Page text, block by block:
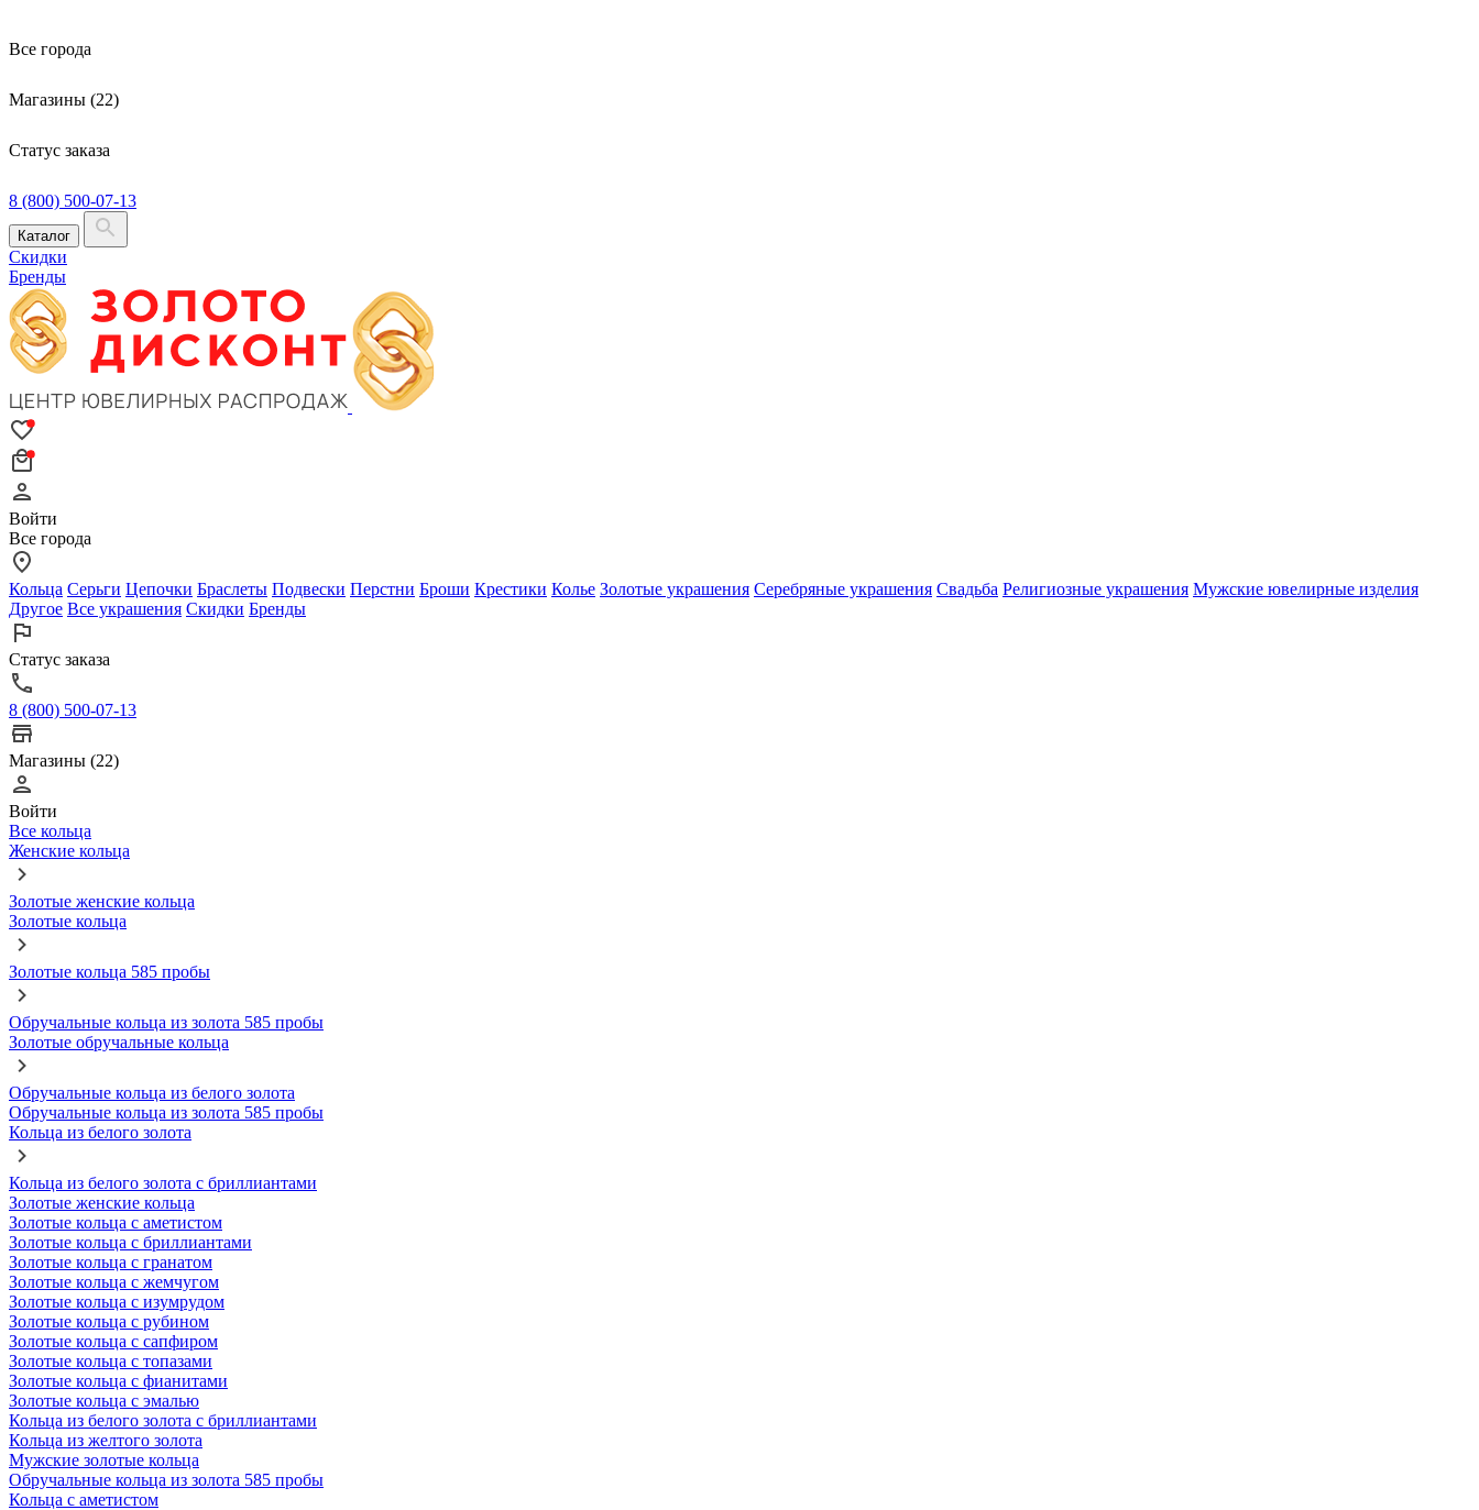
Все города
Магазины (22)
Статус заказа
8 (800) 500-07-13
Каталог
Скидки
Бренды
Войти
Все города
Кольца Серьги Цепочки Браслеты Подвески Перстни Броши Крестики Колье Золотые украшения Серебряные украшения Свадьба Религиозные украшения Мужские ювелирные изделия
Другое Все украшения Скидки Бренды
Статус заказа
8 (800) 500-07-13
Магазины (22)
Войти
Все кольца
Женские кольца
Золотые женские кольца
Золотые кольца
Золотые кольца 585 пробы
Обручальные кольца из золота 585 пробы
Золотые обручальные кольца
Обручальные кольца из белого золота
Обручальные кольца из золота 585 пробы
Кольца из белого золота
Кольца из белого золота с бриллиантами
Золотые женские кольца
Золотые кольца с аметистом
Золотые кольца с бриллиантами
Золотые кольца с гранатом
Золотые кольца с жемчугом
Золотые кольца с изумрудом
Золотые кольца с рубином
Золотые кольца с сапфиром
Золотые кольца с топазами
Золотые кольца с фианитами
Золотые кольца с эмалью
Кольца из белого золота с бриллиантами
Кольца из желтого золота
Мужские золотые кольца
Обручальные кольца из золота 585 пробы
Кольца с аметистом